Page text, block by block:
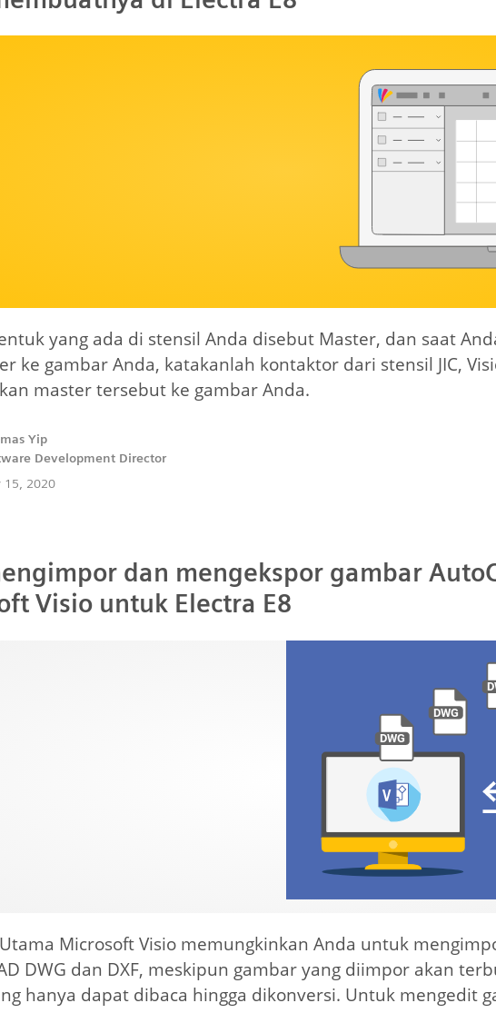
yang ada di stensil Anda disebut Master, dan saat
ke gambar Anda, katakanlah kontaktor dari stensil JIC,
master tersebut ke gambar Anda.
Yip
Development Director
15, 2020
dan mengekspor gambar
Visio untuk Electra E8
Microsoft Visio memungkinkan Anda untuk
DWG dan DXF, meskipun gambar yang diimpor akan
hanya dapat dibaca hingga dikonversi. Untuk mengedit